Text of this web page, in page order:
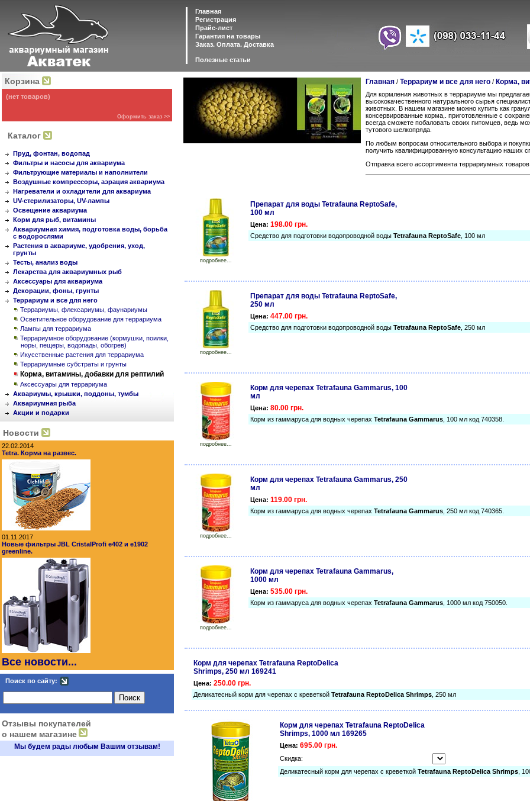
Главная
Регистрация
Прайс-лист
Гарантия на товары
Заказ. Оплата. Доставка
Полезные статьи
Корзина
(нет товаров)
Оформить заказ >>
Каталог
Пруд, фонтан, водопад
Фильтры и насосы для аквариума
Фильтрующие материалы и наполнители
Воздушные компрессоры, аэрация аквариума
Нагреватели и охладители для аквариума
UV-стерилизаторы, UV-лампы
Освещение аквариума
Корм для рыб, витамины
Аквариумная химия, подготовка воды, борьба
с водорослями
Растения в аквариуме, удобрения, уход,
грунты
Тесты, анализ воды
Лекарства для аквариумных рыб
Аксессуары для аквариума
Декорации, фоны, грунты
Террариум и все для него
Террариумы, флексариумы, фаунариумы
Осветительное оборудование для террариума
Лампы для террариума
Террариумное оборудование (кормушки, поилки,
норы, пещеры, водопады, обогрев)
Икусственные растения для террариума
Террариумные субстраты и грунты
Корма, витамины, добавки для рептилий
Аксессуары для террариума
Аквариумы, крышки, поддоны, тумбы
Аквариумная рыба
Акции и подарки
Новости
22.02.2014
Tetra. Корма на развес.
01.11.2017
Новые фильтры JBL CristalProfi e402 и e1902
greenline.
Все новости...
Поиск по сайту:
Отзывы покупателей
о нашем магазине
Мы будем рады любым Вашим отзывам!
Главная / Террариум и все для него / Корма,
Для кормления животных в террариуме мы
высококачественного натурального сырья
животных. В нашем магазине можно купить как
консервированные корма,. приготовленные с
всегда сможете побаловать своих питомцев, ведь
тутового шелкопряда.
По любым вопросам относительного выбора и
получить квалифицированную консультацию наших
Отправка всего ассортимента террариумных
подробнее...
Препарат для воды Tetrafauna ReptoSafe,
100 мл
Цена: 198.00 грн.
Средство для подготовки водопроводной воды Tetrafauna ReptoSafe , 100 мл
подробнее...
Препарат для воды Tetrafauna ReptoSafe,
250 мл
Цена: 447.00 грн.
Средство для подготовки водопроводной воды Tetrafauna ReptoSafe , 250 мл
подробнее...
Корм для черепах Tetrafauna Gammarus, 100
мл
Цена: 80.00 грн.
Корм из гаммаруса для водных черепах Tetrafauna Gammarus , 100 мл код 740358.
подробнее...
Корм для черепах Tetrafauna Gammarus, 250
мл
Цена: 119.00 грн.
Корм из гаммаруса для водных черепах Tetrafauna Gammarus , 250 мл код 740365.
подробнее...
Корм для черепах Tetrafauna Gammarus,
1000 мл
Цена: 535.00 грн.
Корм из гаммаруса для водных черепах Tetrafauna Gammarus , 1000 мл код 750050.
Корм для черепах Tetrafauna ReptoDelica
Shrimps, 250 мл 169241
Цена: 250.00 грн.
Деликатесный корм для черепах с креветкой Tetrafauna ReptoDelica Shrimps , 250 мл
Корм для черепах Tetrafauna ReptoDelica
Shrimps, 1000 мл 169265
Цена: 695.00 грн.
Скидка:
Деликатесный корм для черепах с креветкой Tetrafauna ReptoDelica Shrimps ,